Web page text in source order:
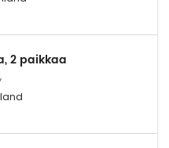
2 paikkaa